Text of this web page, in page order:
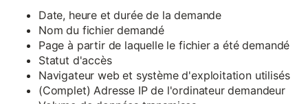
Date, heure et durée de la demande
Nom du fichier demandé
Page à partir de laquelle le fichier a été demandé
Statut d'accès
Navigateur web et système d'exploitation utilisés
(Complet) Adresse IP de l'ordinateur demandeur